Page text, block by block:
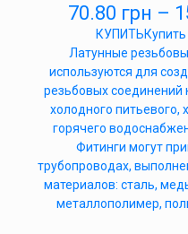
70.80 грн –
КУПИТЬ
Латунные
используются для
резьбовых соединений
холодного питьевого,
горячего
Фитинги могут
трубопроводах,
материалов: сталь,
металлополимер,